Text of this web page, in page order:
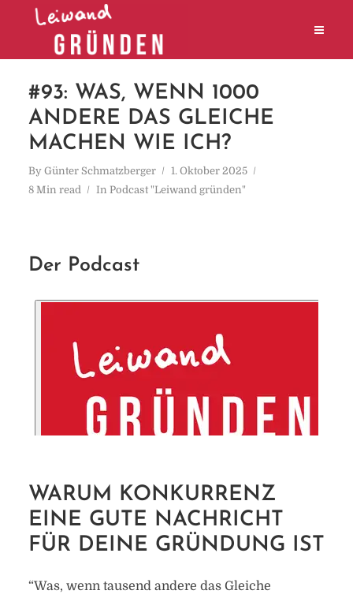
#93: WAS, WENN 1000
ANDERE DAS GLEICHE
MACHEN WIE ICH?
By Günter Schmatzberger
1. Oktober 2025
8 Min read
In Podcast "Leiwand gründen"
Der Podcast
WARUM KONKURRENZ
EINE GUTE NACHRICHT
FÜR DEINE GRÜNDUNG IST
“Was, wenn tausend andere das Gleiche